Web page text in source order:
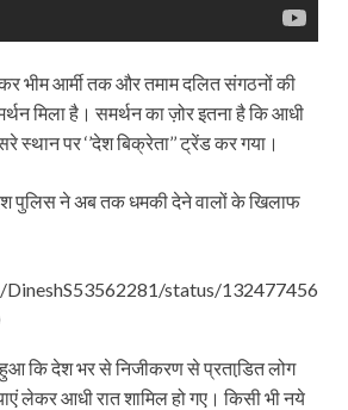
भीम आर्मी तक और तमाम दलित संगठनों की
मिला है। समर्थन का ज़ोर इतना है कि आधी
स्‍थान पर ‘’देश बिक्रेता’’ ट्रेंड कर गया।
पुलिस ने अब तक धमकी देने वालों के खिलाफ
status/132477456
कि देश भर से निजीकरण से प्रताडि़त लोग
लेकर आधी रात शामिल हो गए। किसी भी नये